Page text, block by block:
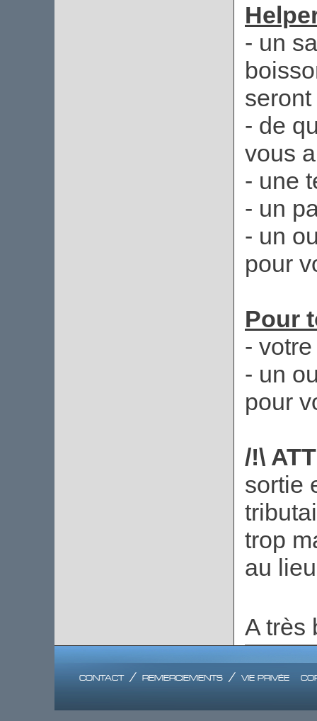
- un
- de
vous
- une
- un
- un
pour
Pour
-
- un
pour
/!\
sortie
trop
au
A très
contact/ remerciements / vie privée